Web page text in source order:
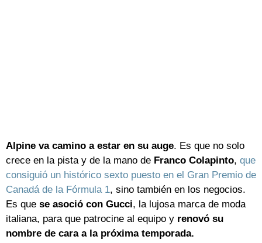
Alpine va camino a estar en su auge. Es que no solo
crece en la pista y de la mano de Franco Colapinto, que
consiguió un histórico sexto puesto en el Gran Premio de
Canadá de la Fórmula 1, sino también en los negocios.
Es que se asoció con Gucci, la lujosa marca de moda
italiana, para que patrocine al equipo y renovó su
nombre de cara a la próxima temporada.